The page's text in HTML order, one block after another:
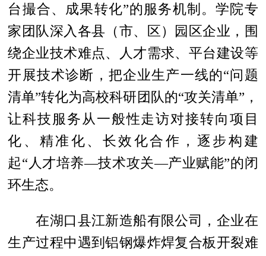
台撮合、成果转化”的服务机制。学院专
家团队深入各县（市、区）园区企业，围
绕企业技术难点、人才需求、平台建设等
开展技术诊断，把企业生产一线的“问题
清单”转化为高校科研团队的“攻关清单”，
让科技服务从一般性走访对接转向项目
化、精准化、长效化合作，逐步构建
起“人才培养—技术攻关—产业赋能”的闭
环生态。
在湖口县江新造船有限公司，企业在
生产过程中遇到铝钢爆炸焊复合板开裂难